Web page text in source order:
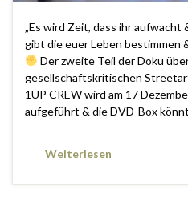
„Es wird Zeit, dass ihr
gibt die euer Leben bestimmen
Der zweite Teil der Doku
gesellschaftskritischen
1UP CREW wird am 17
aufgeführt & die DVD-Box
Weiterlesen